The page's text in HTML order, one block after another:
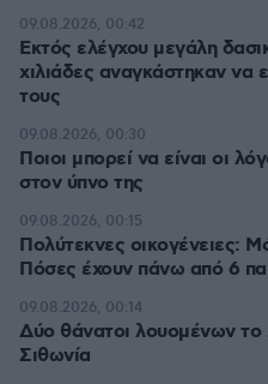
Εκτός ελέγχου μεγάλη
χιλιάδες αναγκάστηκαν να
τους
09.08.2026, 00:42
Ποιοι μπορεί να είναι οι
στον ύπνο της
09.08.2026, 00:30
Πολύτεκνες οικογένειες:
Πόσες έχουν πάνω από 6
09.08.2026, 00:15
Δύο θάνατοι λουομένων
Σιθωνία
09.08.2026, 00:14